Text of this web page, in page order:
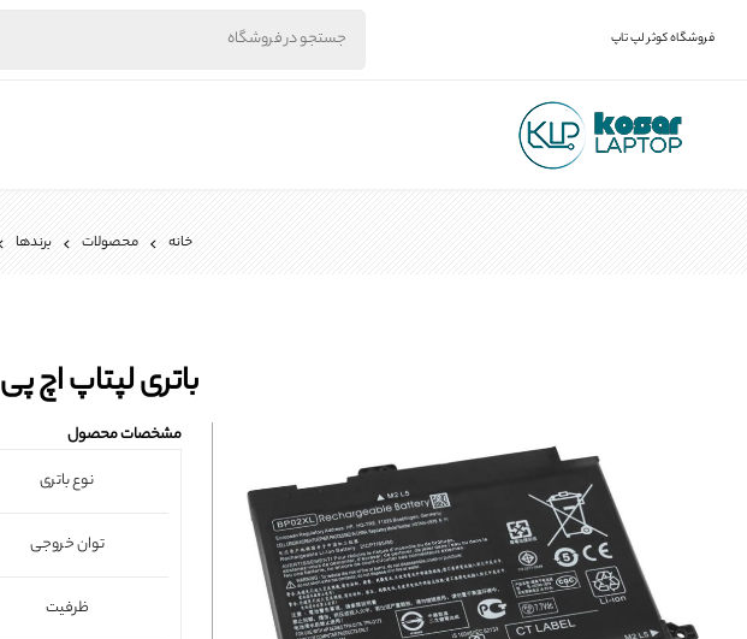
فروشگاه کوثر لپ تاپ
خانه محصولات برندها
باتری لپتاپ اچ پی Battery HP BP02XL HH
مشخصات محصول
نوع باتری
توان خروجی
ظرفیت